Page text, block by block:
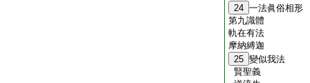
24 一法眞俗相形
第九識體
軌在有法
摩納縛迦
25 變似我法
賢聖義